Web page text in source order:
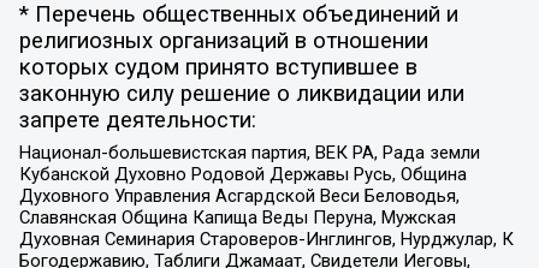
* Перечень общественных объединений и
религиозных организаций в отношении
которых судом принято вступившее в
законную силу решение о ликвидации или
запрете деятельности:
Национал-большевистская партия, ВЕК РА, Рада земли
Кубанской Духовно Родовой Державы Русь, Община
Духовного Управления Асгардской Веси Беловодья,
Славянская Община Капища Веды Перуна, Мужская
Духовная Семинария Староверов-Инглингов, Нурджулар, К
Богодержавию, Таблиги Джамаат, Свидетели Иеговы,